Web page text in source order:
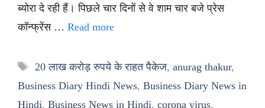
ब्योरा दे रही हैं। पिछले चार दिनों से वे शाम चार बजे प्रेस
कॉन्फ्रेंस … Read more
Tags
20 लाख करोड़ रुपये के राहत पैकेज, anurag thakur,
Business Diary Hindi News, Business Diary News in
Hindi, Business News in Hindi, corona virus,